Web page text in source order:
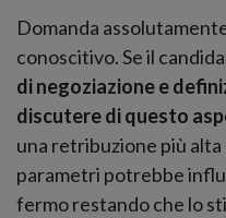
Domanda
conoscitivo. Se il
di negoziazione e
discutere di questo
una retribuzione più
parametri potrebbe
fermo restando che lo